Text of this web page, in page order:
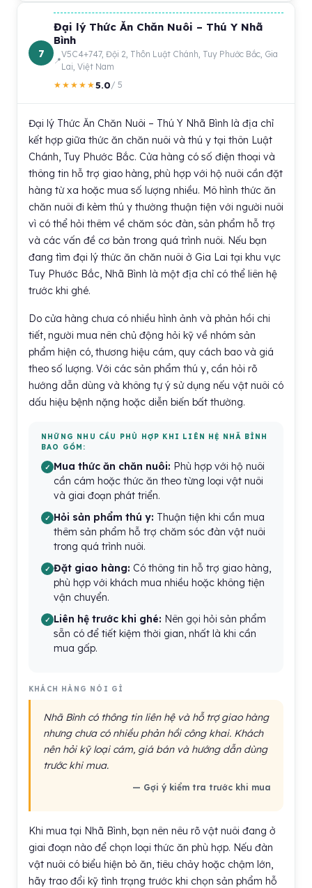
7
Đại lý Thức Ăn Chăn Nuôi – Thú Y Nhã
Bình
V5C4+747, Đội 2, Thôn Luật Chánh, Tuy Phước Bắc, Gia
Lai, Việt Nam
★★★★★5.0/ 5
Đại lý Thức Ăn Chăn Nuôi – Thú Y Nhã Bình là địa chỉ
kết hợp giữa thức ăn chăn nuôi và thú y tại thôn Luật
Chánh, Tuy Phước Bắc. Cửa hàng có số điện thoại và
thông tin hỗ trợ giao hàng, phù hợp với hộ nuôi cần đặt
hàng từ xa hoặc mua số lượng nhiều. Mô hình thức ăn
chăn nuôi đi kèm thú y thường thuận tiện với người nuôi
vì có thể hỏi thêm về chăm sóc đàn, sản phẩm hỗ trợ
và các vấn đề cơ bản trong quá trình nuôi. Nếu bạn
đang tìm đại lý thức ăn chăn nuôi ở Gia Lai tại khu vực
Tuy Phước Bắc, Nhã Bình là một địa chỉ có thể liên hệ
trước khi ghé.
Do cửa hàng chưa có nhiều hình ảnh và phản hồi chi
tiết, người mua nên chủ động hỏi kỹ về nhóm sản
phẩm hiện có, thương hiệu cám, quy cách bao và giá
theo số lượng. Với các sản phẩm thú y, cần hỏi rõ
hướng dẫn dùng và không tự ý sử dụng nếu vật nuôi có
dấu hiệu bệnh nặng hoặc diễn biến bất thường.
NHỮNG NHU CẦU PHÙ HỢP KHI LIÊN HỆ NHÃ BÌNH
BAO GỒM:
Mua thức ăn chăn nuôi: Phù hợp với hộ nuôi
cần cám hoặc thức ăn theo từng loại vật nuôi
và giai đoạn phát triển.
Hỏi sản phẩm thú y: Thuận tiện khi cần mua
thêm sản phẩm hỗ trợ chăm sóc đàn vật nuôi
trong quá trình nuôi.
Đặt giao hàng: Có thông tin hỗ trợ giao hàng,
phù hợp với khách mua nhiều hoặc không tiện
vận chuyển.
Liên hệ trước khi ghé: Nên gọi hỏi sản phẩm
sẵn có để tiết kiệm thời gian, nhất là khi cần
mua gấp.
KHÁCH HÀNG NÓI GÌ
Nhã Bình có thông tin liên hệ và hỗ trợ giao hàng
nhưng chưa có nhiều phản hồi công khai. Khách
nên hỏi kỹ loại cám, giá bán và hướng dẫn dùng
trước khi mua.
— Gợi ý kiểm tra trước khi mua
Khi mua tại Nhã Bình, bạn nên nêu rõ vật nuôi đang ở
giai đoạn nào để chọn loại thức ăn phù hợp. Nếu đàn
vật nuôi có biểu hiện bỏ ăn, tiêu chảy hoặc chậm lớn,
hãy trao đổi kỹ tình trạng trước khi chọn sản phẩm hỗ